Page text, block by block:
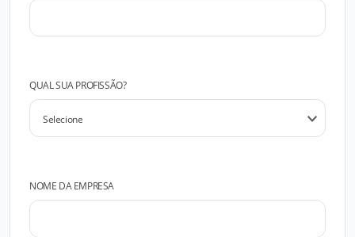
QUAL SUA PROFISSÃO?
NOME DA EMPRESA